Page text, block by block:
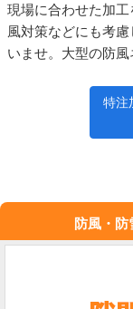
現場に合わせた加
風対策などにも考
いませ。大型の防風
特注
防風・防